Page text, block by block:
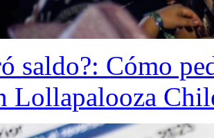
saldo?: Cómo
Lollapalooza